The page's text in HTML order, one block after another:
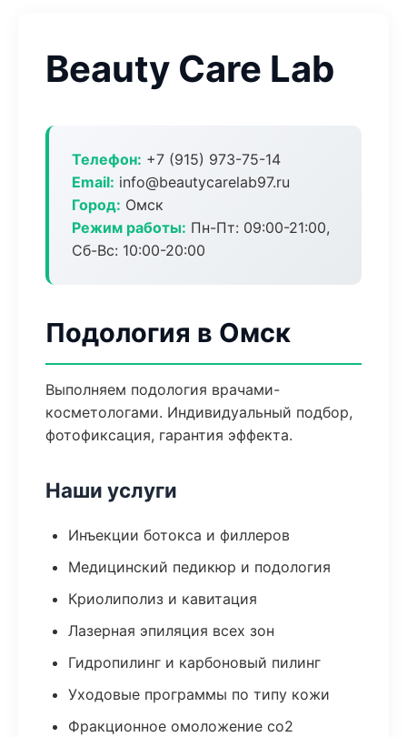
Beauty Care Lab
Телефон: +7 (915) 973-75-14
Email: info@beautycarelab97.ru
Город: Омск
Режим работы: Пн-Пт: 09:00-21:00,
Сб-Вс: 10:00-20:00
Подология в Омск
Выполняем подология врачами-
косметологами. Индивидуальный подбор,
фотофиксация, гарантия эффекта.
Наши услуги
Инъекции ботокса и филлеров
Медицинский педикюр и подология
Криолиполиз и кавитация
Лазерная эпиляция всех зон
Гидропилинг и карбоновый пилинг
Уходовые программы по типу кожи
Фракционное омоложение co2